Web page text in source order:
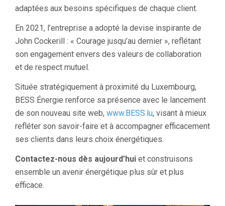
adaptées aux besoins spécifiques de chaque client.
En 2021, l’entreprise a adopté la devise inspirante de
John Cockerill : « Courage jusqu’au dernier », reflétant
son engagement envers des valeurs de collaboration
et de respect mutuel.
Située stratégiquement à proximité du Luxembourg,
BESS Énergie renforce sa présence avec le lancement
de son nouveau site web, www.BESS.lu, visant à mieux
refléter son savoir-faire et à accompagner efficacement
ses clients dans leurs choix énergétiques.
Contactez-nous dès aujourd’hui et construisons
ensemble un avenir énergétique plus sûr et plus
efficace.